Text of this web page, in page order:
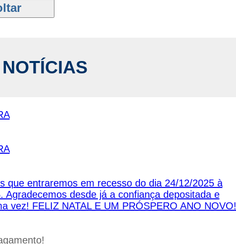
que entraremos em recesso do dia 24/12/2025 à
desde já a confiança depositada e
vez! FELIZ NATAL E UM PRÓSPERO ANO NOVO!